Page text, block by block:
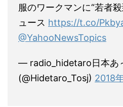
服のワークマンに“若者
ュース https://t.co/
@YahooNewsTopics
— radio_hidetaro日本あ
(@Hidetaro_Tosj) 2018